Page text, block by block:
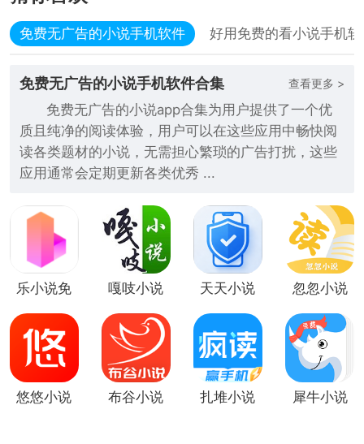
免费无广告的小说手机软件 好用免费的看小说手机
免费无广告的小说手机软件合集 查看更多 >
免费无广告的小说app合集为用户提供了一个优
质且纯净的阅读体验，用户可以在这些应用中畅快阅
读各类题材的小说，无需担心繁琐的广告打扰，这些
应用通常会定期更新各类优秀 ...
乐小说免
嘎吱小说 天天小说 忽忽小说
悠悠小说 布谷小说 扎堆小说 犀牛小说